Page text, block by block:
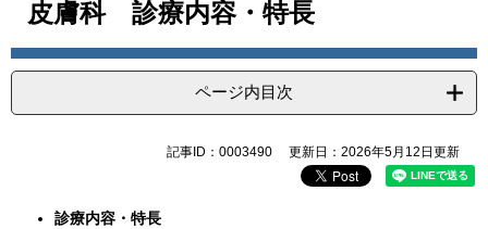
皮膚科 診療内容・特長
ページ内目次
記事ID：0003490 更新日：2026年5月12日更新
診療内容・特長